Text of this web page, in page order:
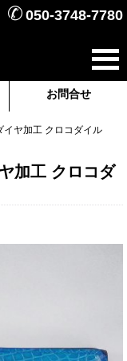
✆ 050-3748-7780
お問合せ
イヤ加工 クロコダイル
加工 クロコダ